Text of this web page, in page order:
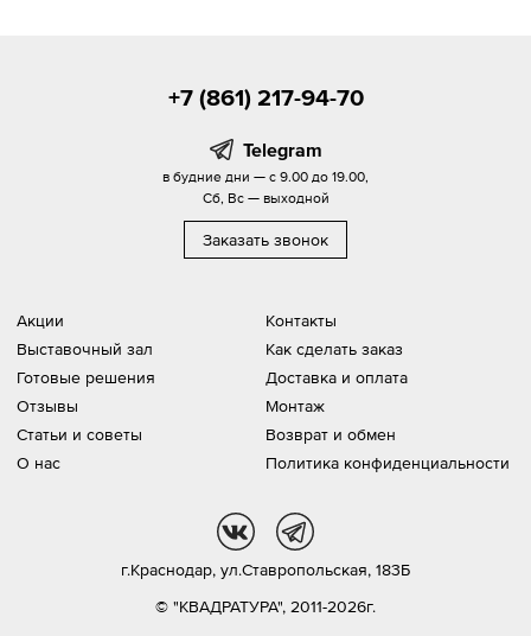
Акции
Выставочный зал
Готовые решения
Отзывы
Статьи и советы
О нас
Контакты
Как сделать заказ
Доставка и оплата
Монтаж
Возврат и обмен
Политика конфиденциальности
+7 (861) 217-94-70
Telegram
в будние дни — с 9.00 до 19.00,
Сб, Вс — выходной
Заказать звонок
© "КВАДРАТУРА", 2011-2026г.
г.Краснодар, ул.Ставропольская, 183Б
vk